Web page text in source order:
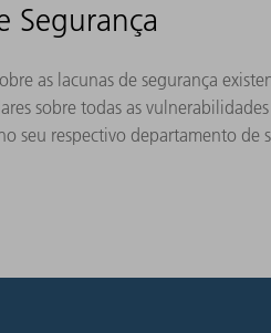
Segurança
as lacunas de segurança
sobre todas as
seu respectivo departamento de